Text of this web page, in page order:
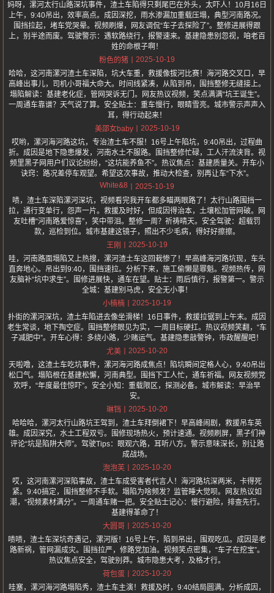
妈呀，漯河太行山路深坑事件，渣土车陷得只剩尾巴在外头，太吓人！10月16日
上午，9:40吊出，效率高点。成因深挖，雨水渗漏加重载压塌，典型河南路况。
围挡拉起，堵车党哭晕。视频刷爆，网友调侃“车子去探险了”。整修进展得跟
上，别半途而废。驾驶警示：遇软路绕行，报警速来。基建隐患别忽视，咱老百
姓的命根子啊！
粉色的猪
2025-10-19
哈哈，这河南漯河渣土车深陷，坑大车重，救援像拔河比赛！海河路交叉口，早
高峰出事儿，司机小哥福大命大。时间线紧凑，从陷到吊，围挡整修无缝接上。
塌陷解读：基建老化症，管网哭诉无门。网友热议视频，笑点满满“坑王诞生”。
一周通车靠谱？天气说了算。安全贴士：重车慢行，眼睛雪亮。城市警示声声入
耳，得行动起来！
美邵女baby
2025-10-19
哎哟，漯河海河路这坑，专治渣土车不服！16号上午陷坑，9:40吊出，过程曲
折。成因是地下隐患爆发，河南水土不服路。围挡整修忙碌，工人汗流浃背。视
频里黑子网用户们议论纷纷，“这坑能养鱼不”。热议焦点：基建质量关。开车小
诀窍：路况差停车观望。希望这次事故，推动大检查，别再让车“下水”。
White&8
2025-10-19
啧，渣土车深陷漯河深坑，视频看完我开车都多瞄两眼路了！太行山路围挡一
拉，通行变单行，怨声一片。救援及时好，但成因得治本，土壤松加管网破。网
友吐槽“河南路爱惊喜”，笑中带泪。整修一周？祈祷晴天。安全驾驶：超载罚
款，巡检到位。城市基建这镜子，照出不少毛病，得好好擦擦。
王刚
2025-10-19
哇，河南路面塌陷又上热搜，漯河渣土车这回栽惨了！早高峰海河路坑现，车头
直奔地心。吊出到9:40，围挡速拉。分析下来，施工偷懒是罪魁。视频热传，网
友脑补“坑中求生”。围修进展快，通车在望。贴士：雨后慎行，报警第一。警示
全城：基建别马虎，安全无小事！
小楠楠
2025-10-19
扑街的漯河深坑，渣土车陷进去像坐滑梯！16日事件，救援拉锯到上午末。成因
老生常谈，地下掏空症。围挡整修眼见为实，一周目标硬扛。热议视频笑翻，“车
子减肥中”。开车心得：多绕小路，少赌运气。基建隐患敲警钟，市政醒醒吧！
尤美
2025-10-20
天啦噜，这渣土车吃坑事件，漯河海河路成焦点！陷坑瞬间定格人心，9:40吊出
松口气。塌陷根在基建松懈，河南典型。围挡下工人忙，通车祈福。网友视频党
欢呼，“年度最佳惊吓”。安全小知：重载限区，探测必备。城市解读：早治早
安。
琳铛
2025-10-20
哈哈哈，漯河太行山路坑王驾到，渣土车拜倒裙下！早高峰闹剧，救援吊车英
雄。成因深究，水土工程双亏。围修现场热火，预计速通。视频刷屏，黑子们神
评论“坑是陷阱大师”。驾驶Tips：眼观六路，耳听八方。警示意味深长，别让路
成战场。
泡泡芙
2025-10-20
哎，这河南漯河深陷事故，渣土车成受害者代言人！海河路坑深两米，卡得死
紧。9:40搞定，围挡整修不手软。塌陷为啥频发？监管睡大觉呗。网友热议如
潮，“视频素材满分”。一周通车赌一把。安全贴士记心：慢行避险，排查先行。
基建得革命了！
大圆哥
2025-10-20
啧啧，渣土车深坑奇遇记，漯河版！16号上午，陷到吊出，围观吃瓜。成因是老
路新祸，管网漏成灾。围挡拉严，修路党加油。视频笑点密集，“车子在挖宝”。
热议焦点安全，驾驶别莽。城市隐患大考，及格才行。
荷包蛋
2025-10-20
哇塞，漯河海河路塌陷秀，渣土车主演！救援及时，9:40结局圆满。分析成因，